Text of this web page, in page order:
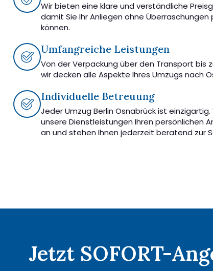
Wir bieten eine klare und verständliche
damit Sie Ihr Anliegen ohne Überraschungen
können.
Umfangreiche Leistungen
Von der Verpackung über den Transport bis
wir decken alle Aspekte Ihres Umzugs nach
Individuelle Betreuung
Jeder Umzug Berlin Osnabrück ist einzigartig.
unsere Dienstleistungen Ihren persönlichen
an und stehen Ihnen jederzeit beratend zur
Jetzt SOFORT-